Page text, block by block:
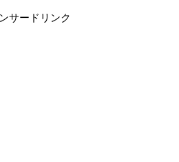
サードリンク